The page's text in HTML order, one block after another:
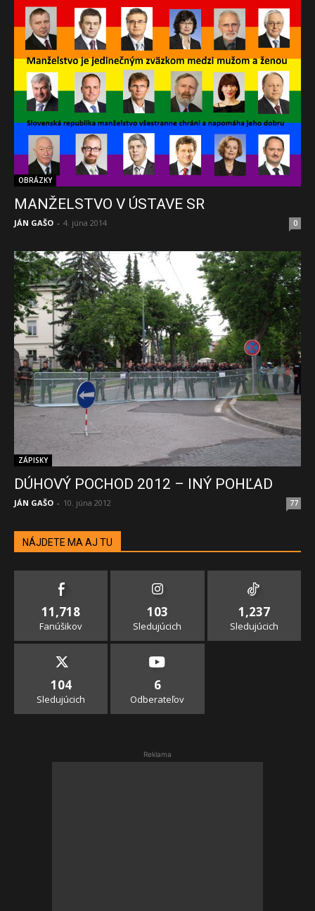
OBRÁZKY
MANŽELSTVO V ÚSTAVE SR
JÁN GAŠO - 4. júna 2014 0
ZÁPISKY
DÚHOVÝ POCHOD 2012 – INÝ POHĽAD
JÁN GAŠO - 10. júna 2012 77
NÁJDETE MA AJ TU
11,718
Fanúšikov
103
Sledujúcich
1,237
Sledujúcich
104
Sledujúcich
6
Odberateľov
Reklama